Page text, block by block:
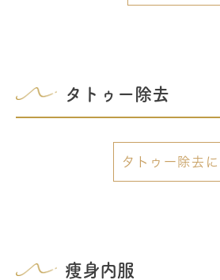
タトゥー除去
タトゥー除去
痩身内服